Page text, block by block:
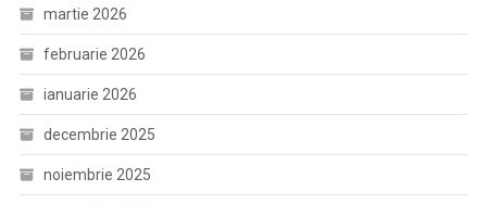
martie 2026
februarie 2026
ianuarie 2026
decembrie 2025
noiembrie 2025